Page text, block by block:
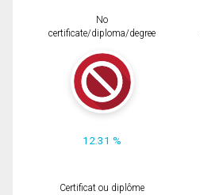
No
certificate/diploma/degree
12.31 %
Certificat ou diplôme